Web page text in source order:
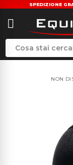
SPEDIZIONE
NON